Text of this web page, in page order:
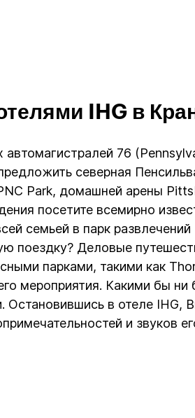
IHG в
76
северная
Park, домашней арены
посетите всемирно
семьей в парк
поездку? Деловые
парками, такими как
мероприятия. Какими бы
в отеле IHG,
и звуков